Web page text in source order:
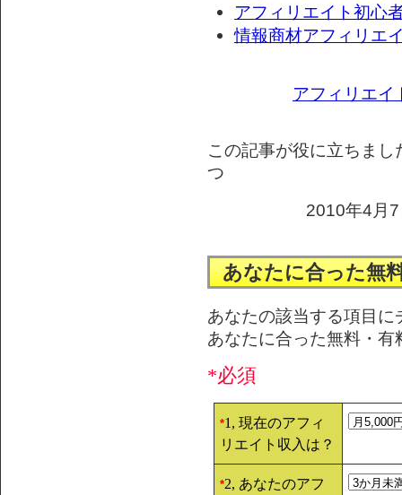
アフィリエイト初心
情報商材アフィリエ
アフィリエイ
この記事が役に立ちま
つ
2010年4月
あなたに合った無
あなたの該当する項目
あなたに合った無料・
*必須
*1, 現在のアフィ
リエイト収入は？
*2, あなたのアフ